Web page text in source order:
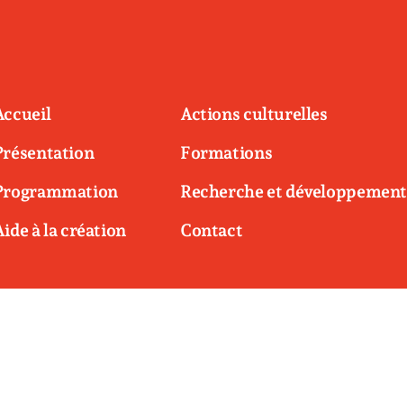
à la création
Actions culturelles
Formations
Recherche et développement
Contact